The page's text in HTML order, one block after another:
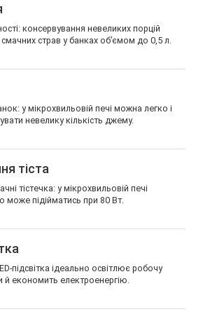
консервування невеликих порцій
страв у банках об’ємом до 0,5 л.
у мікрохвильовій печі можна легко і
невелику кількість джему.
тіста
тістечка: у мікрохвильовій печі
може підійматись при 80 Вт.
підсвітка ідеально освітлює робочу
й економить електроенергію.